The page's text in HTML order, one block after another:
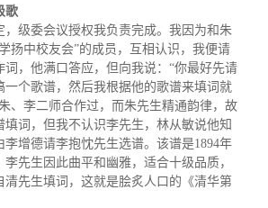
实用信息
总会章程
理事会名单
制度法规
歌
，级委会议授权我负责完成。我因为和朱
扬中校友会”的成员，互相认识，我便请
词，他满口答应，但向我说：“你最好先请
一个歌谱，然后我根据他的歌谱来填词就
、李二师合作过，而朱先生精通韵律，故
填词，但我不认识李先生，林从敏说他知
李增德请李抱忱先生选谱。该谱是1894年
先生因此曲平和幽雅，适合十级品质，
清先生填词，这就是脍炙人口的《清华第